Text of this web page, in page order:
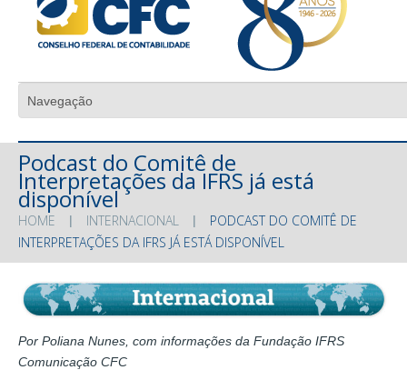
Podcast do Comitê de
Interpretações da IFRS já está
disponível
HOME INTERNACIONAL
PODCAST DO COMITÊ DE
INTERPRETAÇÕES DA IFRS JÁ ESTÁ DISPONÍVEL
Por Poliana Nunes, com informações da Fundação IFRS
Comunicação CFC